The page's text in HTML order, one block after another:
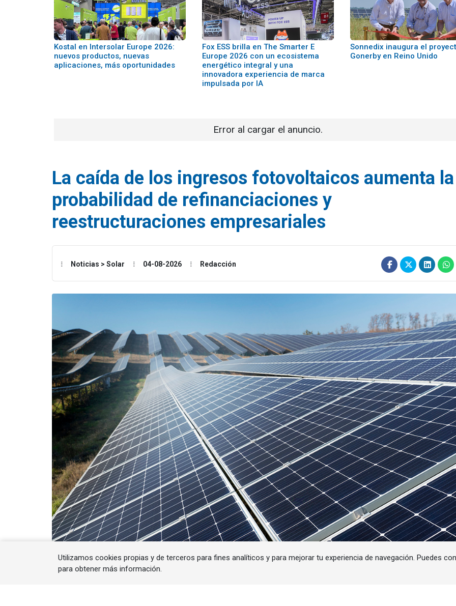
Utilizamos cookies propias y de terceros para fines analíticos y para mejorar tu experiencia de navegación. Puedes
para obtener más información.
Kostal en Intersolar Europe 2026:
nuevos productos, nuevas
aplicaciones, más oportunidades
Fox ESS brilla en The Smarter E
Europe 2026 con un ecosistema
energético integral y una
innovadora experiencia de marca
impulsada por IA
Sonnedix inaugura el
Gonerby en Reino Unido
Error al cargar el anuncio.
La caída de los ingresos fotovoltaicos aumenta la
probabilidad de refinanciaciones y
reestructuraciones empresariales
Noticias > Solar 04-08-2026 Redacción